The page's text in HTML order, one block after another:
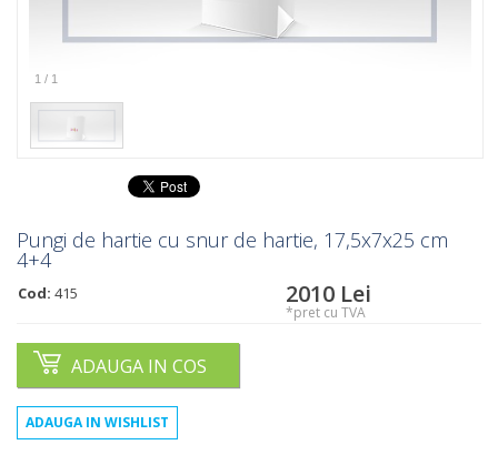
1 / 1
Pungi de hartie cu snur de hartie, 17,5x7x25 cm
4+4
Cod: 415 2010 Lei
*pret cu TVA